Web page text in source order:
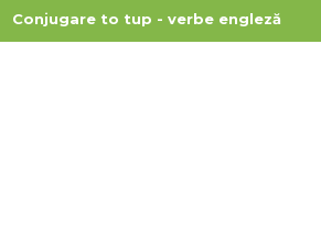
Conjugare to tup - verbe engleză